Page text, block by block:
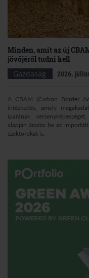
Minden, amit az új
jövőjéről tudni kell
Gazdaság
2026.
A CBAM (Carbon Border
intézkedés, amely
iparának
alapján árazza be az
szektorokat is.